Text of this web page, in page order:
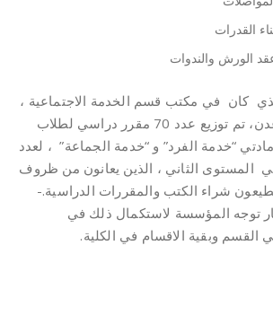
القدرات
الورش والندوات
كان في مكتب قسم الخدمة الاجتماعية ،
كلية الآداب ،جامعة عدن، تم توزيع عدد 70 مقرر دراسي لطلاب
“خدمة الفرد” و “خدمة الجماعة” ، لعدد
في المستوى الثاني ، الذين يعانون من ظروف
شراء الكتب والمقررات الدراسية.-
توجه المؤسسة لاستكمال ذلك في
القسم وبقية الاقسام في الكلية.